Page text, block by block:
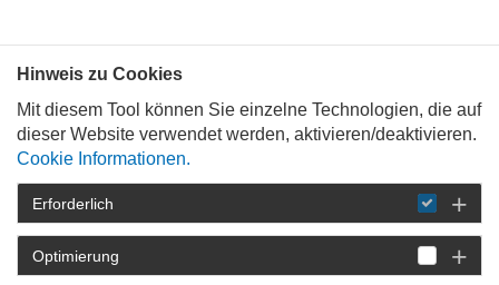
STARTSEITE DETAIL
Hinweis zu Cookies
Mit diesem Tool können Sie einzelne Technologien, die auf
dieser Website verwendet werden, aktivieren/deaktivieren.
Cookie Informationen.
Erforderlich
Optimierung